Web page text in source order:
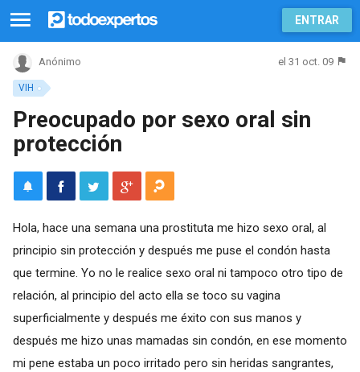
ENTRAR
VIH
Anónimo el 31 oct. 09
Preocupado por sexo oral sin
protección
Hola, hace una semana una prostituta me hizo sexo oral, al
principio sin protección y después me puse el condón hasta
que termine. Yo no le realice sexo oral ni tampoco otro tipo de
relación, al principio del acto ella se toco su vagina
superficialmente y después me éxito con sus manos y
después me hizo unas mamadas sin condón, en ese momento
mi pene estaba un poco irritado pero sin heridas sangrantes,